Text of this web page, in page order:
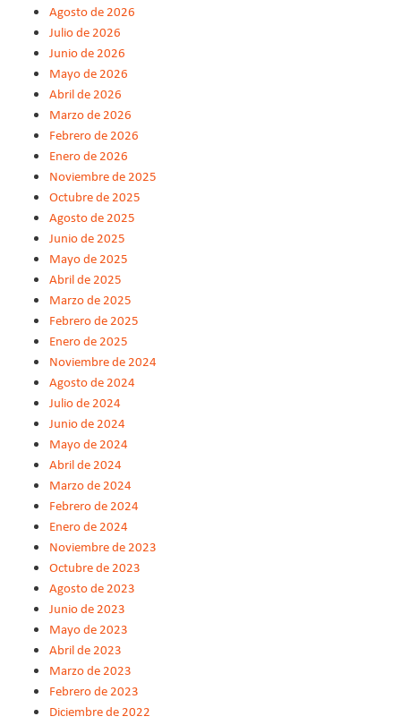
Agosto de 2026
Julio de 2026
Junio de 2026
Mayo de 2026
Abril de 2026
Marzo de 2026
Febrero de 2026
Enero de 2026
Noviembre de 2025
Octubre de 2025
Agosto de 2025
Junio de 2025
Mayo de 2025
Abril de 2025
Marzo de 2025
Febrero de 2025
Enero de 2025
Noviembre de 2024
Agosto de 2024
Julio de 2024
Junio de 2024
Mayo de 2024
Abril de 2024
Marzo de 2024
Febrero de 2024
Enero de 2024
Noviembre de 2023
Octubre de 2023
Agosto de 2023
Junio de 2023
Mayo de 2023
Abril de 2023
Marzo de 2023
Febrero de 2023
Diciembre de 2022